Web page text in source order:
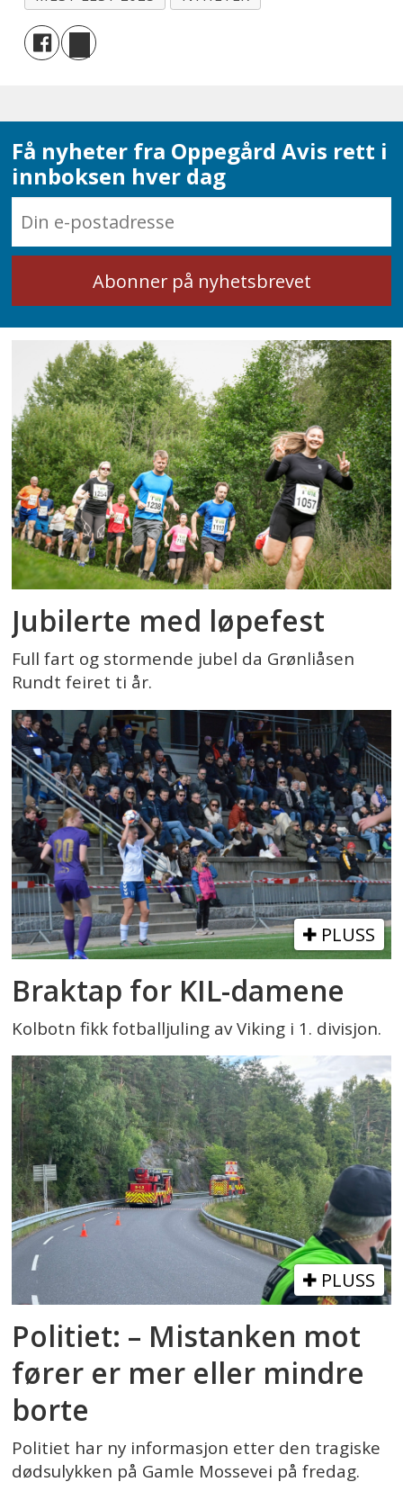
Få nyheter fra Oppegård Avis rett i
innboksen hver dag
Jubilerte med løpefest
Full fart og stormende jubel da Grønliåsen
Rundt feiret ti år.
PLUSS
Braktap for KIL-damene
Kolbotn fikk fotballjuling av Viking i 1. divisjon.
PLUSS
Politiet: – Mistanken mot
fører er mer eller mindre
borte
Politiet har ny informasjon etter den tragiske
dødsulykken på Gamle Mossevei på fredag.